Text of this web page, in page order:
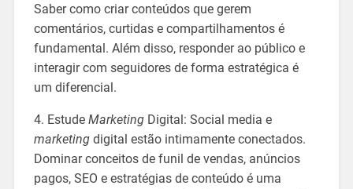
Saber como criar conteúdos que gerem
comentários, curtidas e compartilhamentos é
fundamental. Além disso, responder ao público e
interagir com seguidores de forma estratégica é
um diferencial.
4. Estude Marketing Digital: Social media e
marketing digital estão intimamente conectados.
Dominar conceitos de funil de vendas, anúncios
pagos, SEO e estratégias de conteúdo é uma